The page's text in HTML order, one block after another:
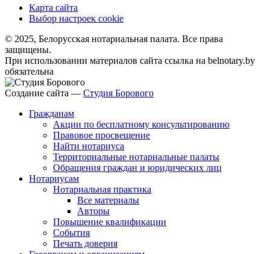
Карта сайта
Выбор настроек cookie
© 2025, Белорусская нотариальная палата. Все права
защищены.
При использовании материалов сайта ссылка на belnotary.by
обязательна
Создание сайта — Студия Борового
Гражданам
Акции по бесплатному консультированию
Правовое просвещение
Найти нотариуса
Территориальные нотариальные палаты
Обращения граждан и юридических лиц
Нотариусам
Нотариальная практика
Все материалы
Авторы
Повышение квалификации
События
Печать доверия